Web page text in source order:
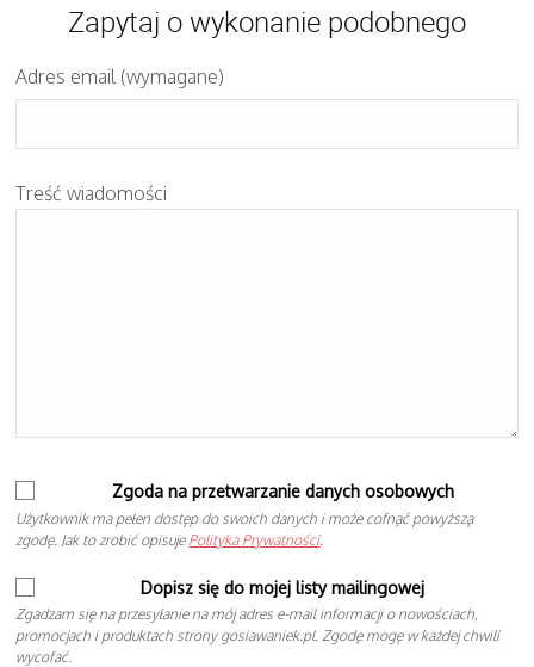
Zapytaj o wykonanie podobnego
Adres email (wymagane)
Treść wiadomości
Zgoda na przetwarzanie danych osobowych
Użytkownik ma pełen dostęp do swoich danych i może cofnąć powyższą
zgodę. Jak to zrobić opisuje Polityka Prywatności.
Dopisz się do mojej listy mailingowej
Zgadzam się na przesyłanie na mój adres e-mail informacji o nowościach,
promocjach i produktach strony gosiawaniek.pl. Zgodę mogę w każdej chwili
wycofać.